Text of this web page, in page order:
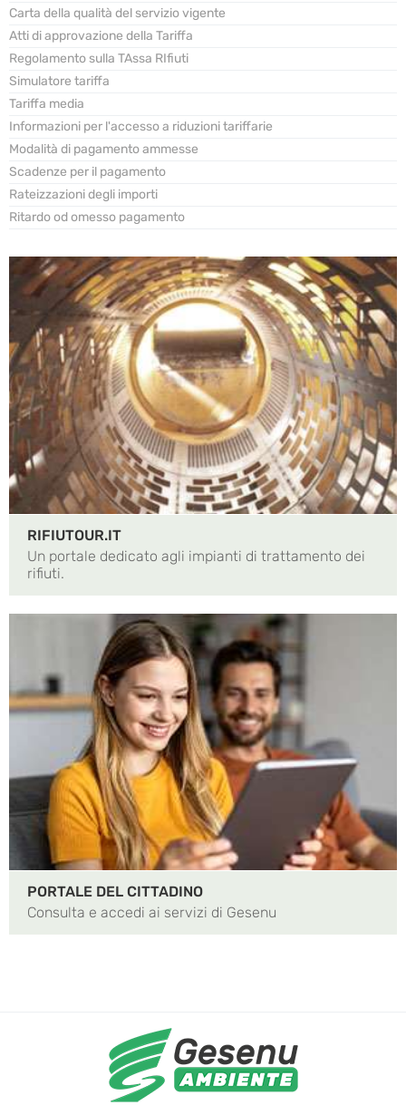
Carta della qualità del servizio vigente
Atti di approvazione della Tariffa
Regolamento sulla TAssa RIfiuti
Simulatore tariffa
Tariffa media
Informazioni per l'accesso a riduzioni tariffarie
Modalità di pagamento ammesse
Scadenze per il pagamento
Rateizzazioni degli importi
Ritardo od omesso pagamento
RIFIUTOUR.IT
Un portale dedicato agli impianti di trattamento dei
rifiuti.
PORTALE DEL CITTADINO
Consulta e accedi ai servizi di Gesenu